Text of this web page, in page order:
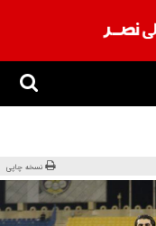
نسخه چاپی